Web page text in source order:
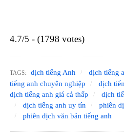
4.7/5 - (1798 votes)
TAGS: dịch tiếng Anh dịch tiếng
tiếng anh chuyên nghiệp
dịch
dịch tiếng anh giá cả thấp
dịch
dịch tiếng anh uy tín
phiên
phiên dịch văn bản tiếng anh